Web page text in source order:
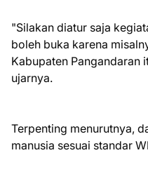
"Silakan diatur saja
boleh buka karena
Kabupaten Pangandaran
ujarnya.
Terpenting menurutnya,
manusia sesuai standar